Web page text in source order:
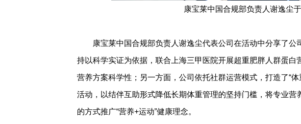
康宝莱中国合规部负责人谢逸尘
康宝莱中国合规部负责人谢逸尘代表公司在活动中分享了公
持以科学实证为依据，联合上海三甲医院开展超重肥胖人群蛋
营养方案科学性；另一方面，公司依托社群运营模式，打造了“
活动，以结伴互助形式降低长期体重管理的坚持门槛，将专业
的方式推广“营养+运动”健康理念。